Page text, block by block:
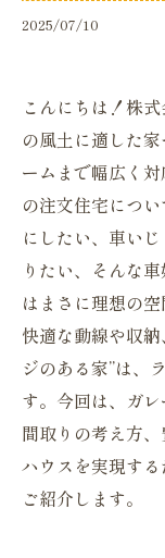
2025/07/10
こんにちは！株
の風土に適した
ームまで幅広く
の注文住宅につ
にしたい、車い
りたい、そんな
はまさに理想の
快適な動線や収
ジのある家”は、
す。今回は、ガ
間取りの考え方
ハウスを実現す
ご紹介します。